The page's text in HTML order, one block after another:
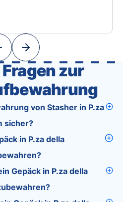
Tourist App Unique?
Tourist combines
becomes as
zur
von Stasher in P.za
sicher?
in P.za della
Gepäck in P.za della